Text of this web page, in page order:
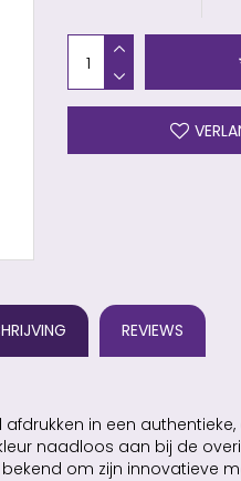
REVIEWS
in een
naadloos aan bij de
om zijn innovatieve